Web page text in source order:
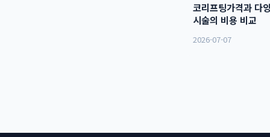
코리프팅가격과 다
시술의 비용 비교
2026-07-07